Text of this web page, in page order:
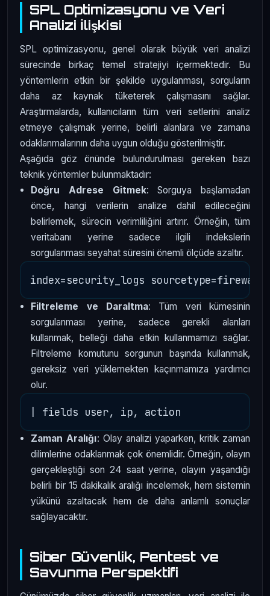
SPL Optimizasyonu ve Veri
Analizi İlişkisi
SPL optimizasyonu, genel olarak büyük veri analizi
sürecinde birkaç temel stratejiyi içermektedir. Bu
yöntemlerin etkin bir şekilde uygulanması, sorguların
daha az kaynak tüketerek çalışmasını sağlar.
Araştırmalarda, kullanıcıların tüm veri setlerini analiz
etmeye çalışmak yerine, belirli alanlara ve zamana
odaklanmalarının daha uygun olduğu gösterilmiştir.
Aşağıda göz önünde bulundurulması gereken bazı
teknik yöntemler bulunmaktadır:
Doğru Adrese Gitmek: Sorguya başlamadan
önce, hangi verilerin analize dahil edileceğini
belirlemek, sürecin verimliliğini artırır. Örneğin, tüm
veritabanı yerine sadece ilgili indekslerin
sorgulanması seyahat süresini önemli ölçüde azaltır.
Filtreleme ve Daraltma: Tüm veri kümesinin
sorgulanması yerine, sadece gerekli alanları
kullanmak, belleği daha etkin kullanmamızı sağlar.
Filtreleme komutunu sorgunun başında kullanmak,
gereksiz veri yüklemekten kaçınmamıza yardımcı
olur.
Zaman Aralığı: Olay analizi yaparken, kritik zaman
dilimlerine odaklanmak çok önemlidir. Örneğin, olayın
gerçekleştiği son 24 saat yerine, olayın yaşandığı
belirli bir 15 dakikalık aralığı incelemek, hem sistemin
yükünü azaltacak hem de daha anlamlı sonuçlar
sağlayacaktır.
Siber Güvenlik, Pentest ve
Savunma Perspektifi